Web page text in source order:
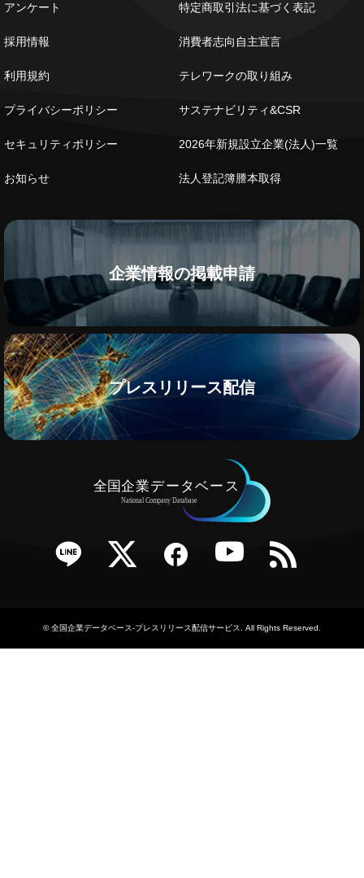
アンケート
採用情報
利用規約
プライバシーポリシー
セキュリティポリシー
お知らせ
特定商取引法に基づく表記
消費者志向自主宣言
テレワークの取り組み
サステナビリティ&CSR
2026年新規設立企業(法人)一覧
法人登記簿謄本取得
企業情報の掲載申請
プレスリリース配信
Twitter Facebook YouTube RSS
©全国企業データベース-プレスリリース配信サービス . All Rights Reserved.